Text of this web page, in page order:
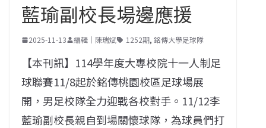
藍瑜副校長場邊應援
2025-11-13 編輯｜陳瑞斌 1252期, 銘傳大學足球隊
【本刊訊】114學年度大專校院十一人制足
球聯賽11/8起於銘傳桃園校區足球場展
開，男足校隊全力迎戰各校對手。11/12李
藍瑜副校長親自到場關懷球隊，為球員們打